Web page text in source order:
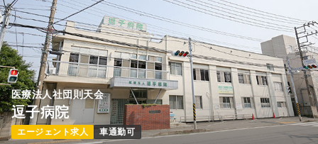
医療法人社団則天会
逗子病院
エージェント求人 車通勤可